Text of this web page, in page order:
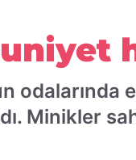
odalarında
Minikler